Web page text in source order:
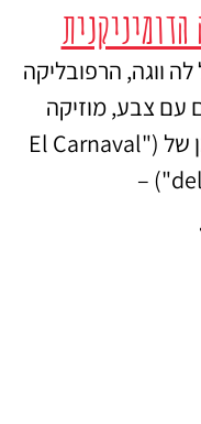
ווגה, הרפובליקה
עם צבע, מוזיקה
ואנרגיה בלתי מרוסנת. זהו הזמן של ("El Carnaval